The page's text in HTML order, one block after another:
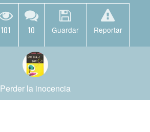
101 10 Guardar Reportar
Perder la inocencia